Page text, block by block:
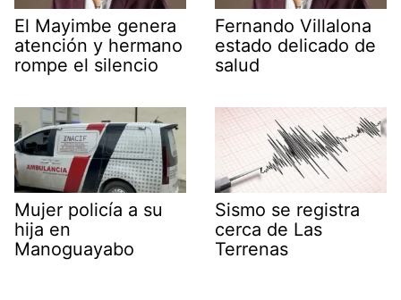
El Mayimbe genera
atención y hermano
rompe el silencio
Fernando Villalona
estado delicado de
salud
Mujer policía a su
hija en
Manoguayabo
Sismo se registra
cerca de Las
Terrenas